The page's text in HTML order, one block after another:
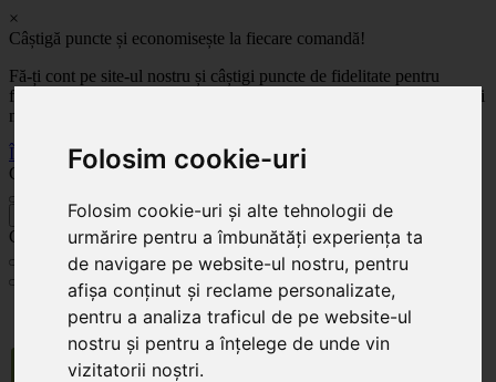
Folosim cookie-uri
Folosim cookie-uri și alte tehnologii de
urmărire pentru a îmbunătăți experiența ta
de navigare pe website-ul nostru, pentru
afișa conținut și reclame personalizate,
pentru a analiza traficul de pe website-ul
nostru și pentru a înțelege de unde vin
vizitatorii noștri.
×
Câștigă puncte și economisește la fiecare comandă!
Fă-ți cont pe site-ul nostru și câștigi puncte de fidelitate pentru
fiecare comandă! Cu cât comanzi mai mult, cu atât economisești mai
mult!
Înregistrează-te acum
Celoplast
Celoplast
Transportul este GRATUIT pentru comenzile mai mari de 350 Lei. Comanda minimă în
valoare de 100 Lei. Expediere în 1 - 2 zile lucrătoare.